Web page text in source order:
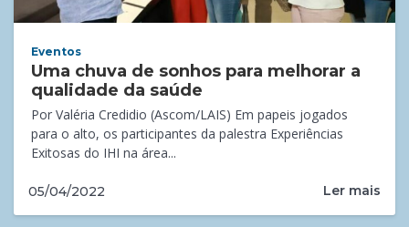
Eventos
Uma chuva de sonhos para melhorar a
qualidade da saúde
Por Valéria Credidio (Ascom/LAIS) Em papeis jogados
para o alto, os participantes da palestra Experiências
Exitosas do IHI na área...
05/04/2022 Ler mais